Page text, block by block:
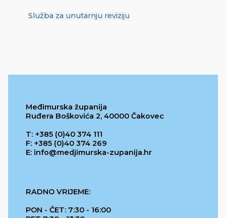
Služba za unutarnju reviziju
Međimurska županija
Ruđera Boškovića 2, 40000 Čakovec
T: +385 (0)40 374 111
F: +385 (0)40 374 269
E: info@medjimurska-zupanija.hr
RADNO VRIJEME:
PON - ČET: 7:30 - 16:00